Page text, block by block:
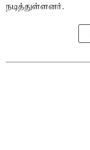
நடித்துள்ளனர்.